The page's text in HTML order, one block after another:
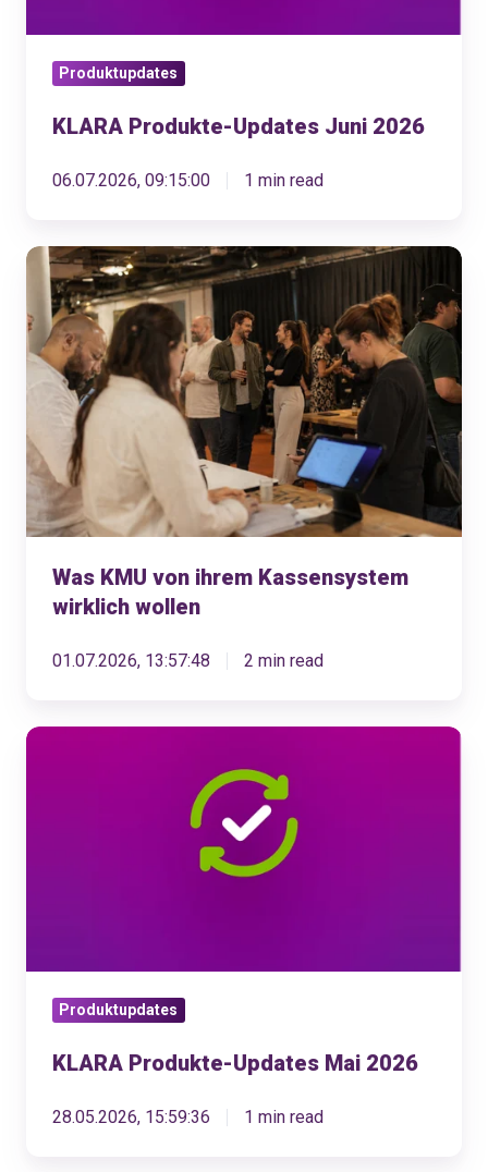
Produktupdates
KLARA Produkte-Updates Juni 2026
06.07.2026, 09:15:00 1 min read
Was
KMU
von
ihrem
Kassensystem
wirklich
wollen
Was KMU von ihrem Kassensystem
wirklich wollen
01.07.2026, 13:57:48 2 min read
KLARA
Produktupdates
KLARA Produkte-Updates Mai 2026
28.05.2026, 15:59:36 1 min read